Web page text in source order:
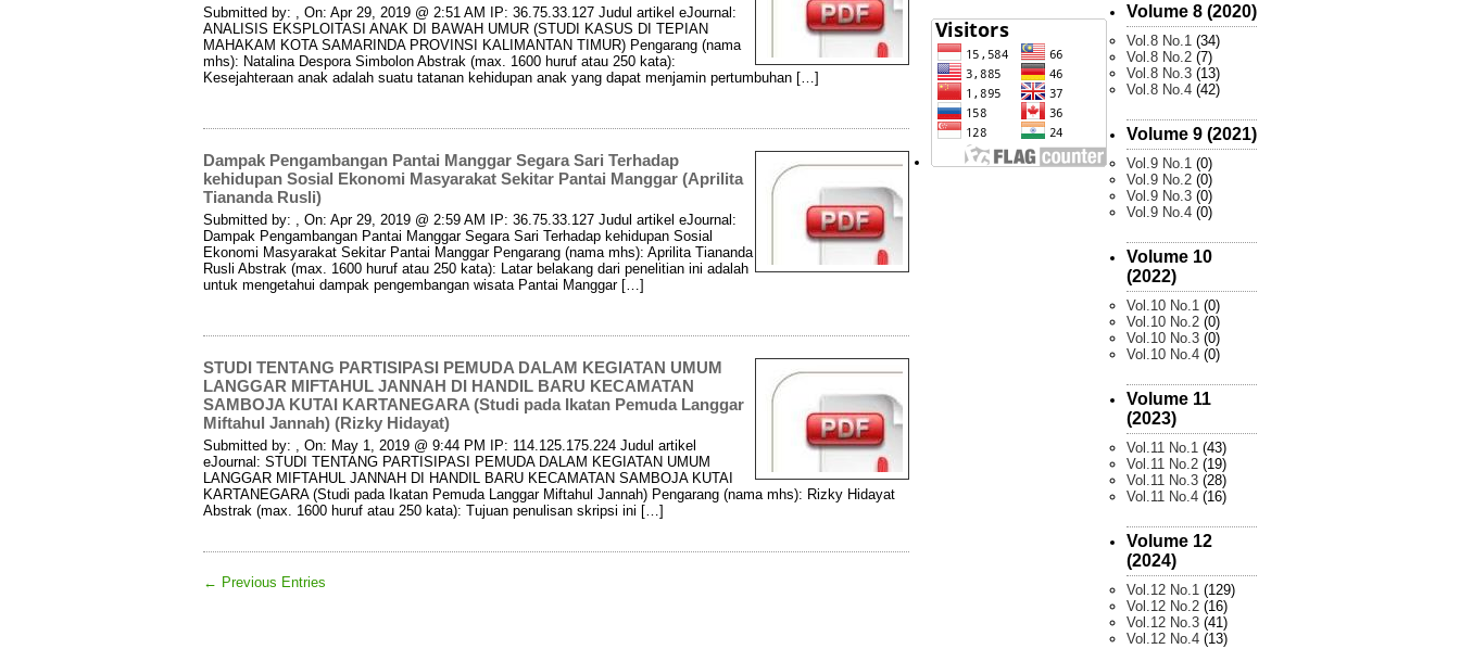
Submitted by: , On: Apr 29, 2019 @ 2:51 AM IP: 36.75.33.127 Judul artikel eJournal:
ANALISIS EKSPLOITASI ANAK DI BAWAH UMUR (STUDI KASUS DI TEPIAN
MAHAKAM KOTA SAMARINDA PROVINSI KALIMANTAN TIMUR) Pengarang (nama
mhs): Natalina Despora Simbolon Abstrak (max. 1600 huruf atau 250 kata):
Kesejahteraan anak adalah suatu tatanan kehidupan anak yang dapat menjamin pertumbuhan […]
Dampak Pengambangan Pantai Manggar Segara Sari Terhadap
kehidupan Sosial Ekonomi Masyarakat Sekitar Pantai Manggar (Aprilita
Tiananda Rusli)
Submitted by: , On: Apr 29, 2019 @ 2:59 AM IP: 36.75.33.127 Judul artikel eJournal:
Dampak Pengambangan Pantai Manggar Segara Sari Terhadap kehidupan Sosial
Ekonomi Masyarakat Sekitar Pantai Manggar Pengarang (nama mhs): Aprilita Tiananda
Rusli Abstrak (max. 1600 huruf atau 250 kata): Latar belakang dari penelitian ini adalah
untuk mengetahui dampak pengembangan wisata Pantai Manggar […]
STUDI TENTANG PARTISIPASI PEMUDA DALAM KEGIATAN UMUM
LANGGAR MIFTAHUL JANNAH DI HANDIL BARU KECAMATAN
SAMBOJA KUTAI KARTANEGARA (Studi pada Ikatan Pemuda Langgar
Miftahul Jannah) (Rizky Hidayat)
Submitted by: , On: May 1, 2019 @ 9:44 PM IP: 114.125.175.224 Judul artikel
eJournal: STUDI TENTANG PARTISIPASI PEMUDA DALAM KEGIATAN UMUM
LANGGAR MIFTAHUL JANNAH DI HANDIL BARU KECAMATAN SAMBOJA KUTAI
KARTANEGARA (Studi pada Ikatan Pemuda Langgar Miftahul Jannah) Pengarang (nama mhs): Rizky Hidayat
Abstrak (max. 1600 huruf atau 250 kata): Tujuan penulisan skripsi ini […]
← Previous Entries
Volume 8 (2020)
Vol.8 No.1 (34)
Vol.8 No.2 (7)
Vol.8 No.3 (13)
Vol.8 No.4 (42)
Volume 9 (2021)
Vol.9 No.1 (0)
Vol.9 No.2 (0)
Vol.9 No.3 (0)
Vol.9 No.4 (0)
Volume 10
(2022)
Vol.10 No.1 (0)
Vol.10 No.2 (0)
Vol.10 No.3 (0)
Vol.10 No.4 (0)
Volume 11
(2023)
Vol.11 No.1 (43)
Vol.11 No.2 (19)
Vol.11 No.3 (28)
Vol.11 No.4 (16)
Volume 12
(2024)
Vol.12 No.1 (129)
Vol.12 No.2 (16)
Vol.12 No.3 (41)
Vol.12 No.4 (13)